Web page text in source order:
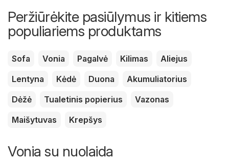
Peržiūrėkite pasiūlymus ir kitiems
populiariems produktams
Sofa Vonia Pagalvė Kilimas
Aliejus
Lentyna
Kėdė Duona
Akumuliatorius
Dėžė
Tualetinis popierius
Vazonas
Maišytuvas
Krepšys
Vonia su nuolaida